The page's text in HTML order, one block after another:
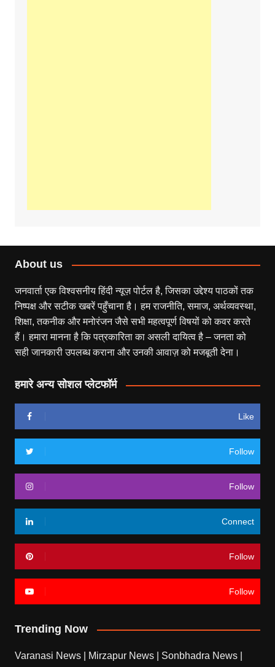
About us
जनवार्ता एक विश्वसनीय हिंदी न्यूज़ पोर्टल है, जिसका उद्देश्य पाठकों तक
निष्पक्ष और सटीक खबरें पहुँचाना है। हम राजनीति, समाज, अर्थव्यवस्था,
शिक्षा, तकनीक और मनोरंजन जैसे सभी महत्वपूर्ण विषयों को कवर करते
हैं। हमारा मानना है कि पत्रकारिता का असली दायित्व है – जनता को
सही जानकारी उपलब्ध कराना और उनकी आवाज़ को मजबूती देना।
हमारे अन्य सोशल प्लेटफॉर्म
Like
Follow
Follow
Connect
Follow
Follow
Trending Now
Varanasi News Mirzapur News Sonbhadra News